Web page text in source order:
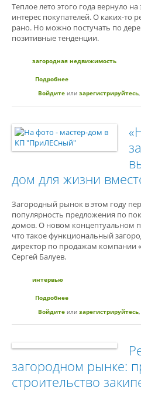
Теплое лето этого года вернуло
интерес покупателей. О каких-то
рано. Но можно постучать по
позитивные тенденции.
загородная недвижимость
Подробнее
Войдите или зарегистрируйтесь
дом для жизни
Загородный рынок в этом году
популярность предложения по
домов. О новом концептуальном
что такое функциональный
директор по продажам компании
Сергей Балуев.
интервью
Подробнее
жизни вместо квартиры
Войдите или зарегистрируйтесь
загородном рынке:
строительство